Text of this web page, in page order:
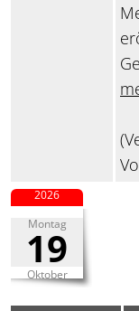
Montag
19
Oktober
2026